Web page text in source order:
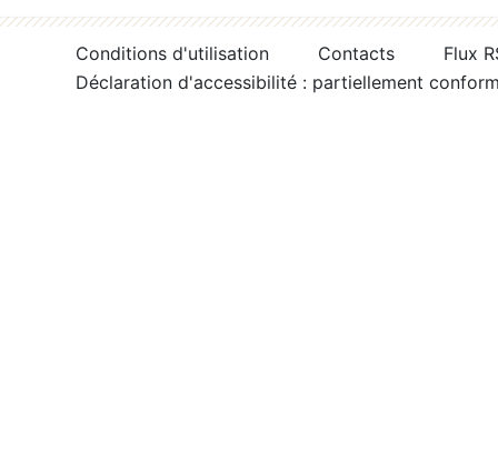
Conditions d'utilisation Contacts
Flux
Déclaration d'accessibilité : partiellement